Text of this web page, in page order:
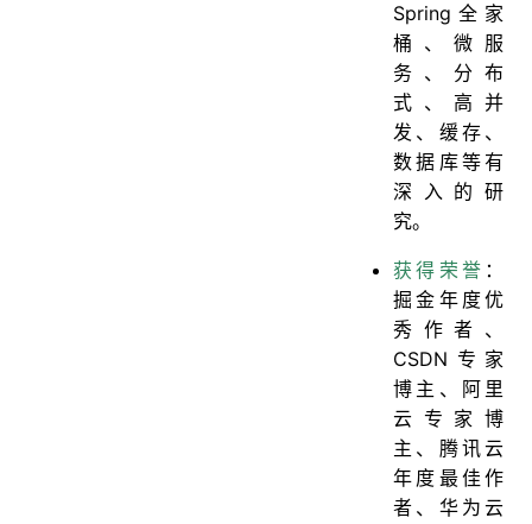
Spring全家
桶、微服
务、分布
式、高并
发、缓存、
数据库等有
深入的研
究。
获得荣誉 ：
掘金年度优
秀作者、
CSDN专家
博主、阿里
云专家博
主、腾讯云
年度最佳作
者、华为云